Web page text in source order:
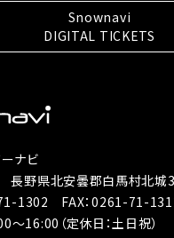
Snownavi
DIGITAL TICKETS
ナビ
野県北安曇郡白馬村北城
1302 FAX：0261-71-
～16:00（定休日：土日祝）